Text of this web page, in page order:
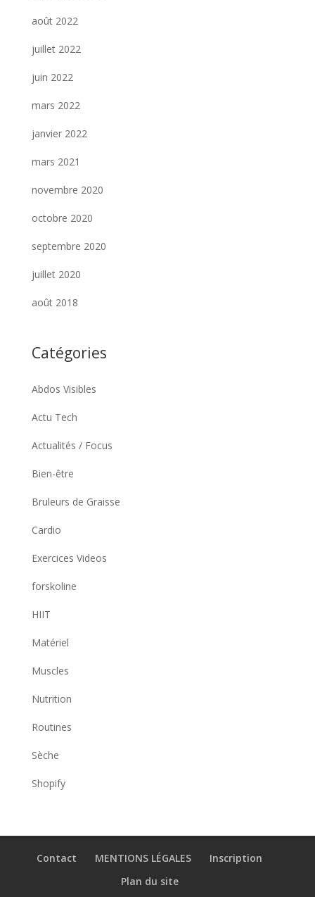
août 2022
juillet 2022
juin 2022
mars 2022
janvier 2022
mars 2021
novembre 2020
octobre 2020
septembre 2020
juillet 2020
août 2018
Catégories
Abdos Visibles
Actu Tech
Actualités / Focus
Bien-être
Bruleurs de Graisse
Cardio
Exercices Videos
forskoline
HIIT
Matériel
Muscles
Nutrition
Routines
Sèche
Shopify
Contact MENTIONS LÉGALES
Inscription
Plan du site